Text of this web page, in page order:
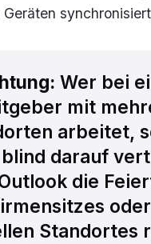
Geräten
Wer bei
mit
arbeitet,
darauf
die
Standortes